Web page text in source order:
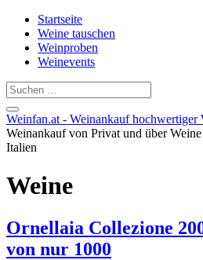
Startseite
Weine tauschen
Weinproben
Weinevents
Weinfan.at - Weinankauf hochwertiger
Weinankauf von Privat und über
Italien
Weine
Ornellaia Collezione
von nur 1000